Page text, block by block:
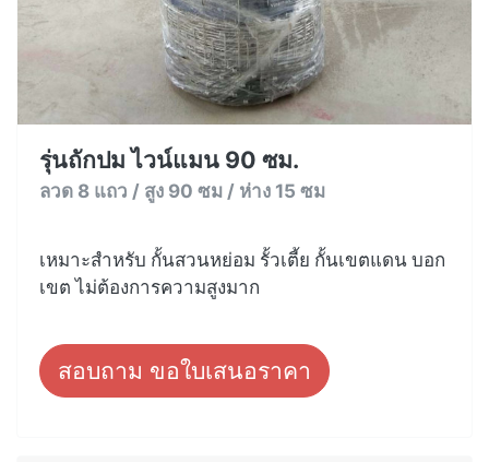
รุ่นถักปม ไวน์แมน 90 ซม.
ลวด 8 แถว / สูง 90 ซม / ห่าง 15 ซม
เหมาะสำหรับ กั้นสวนหย่อม รั้วเตี้ย กั้นเขตแดน บอก
เขต ไม่ต้องการความสูงมาก
สอบถาม ขอใบเสนอราคา